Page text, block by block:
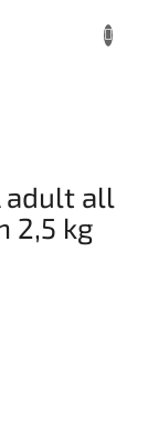
adult all
2,5 kg